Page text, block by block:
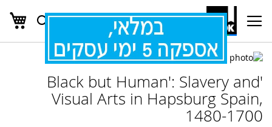
Skip
Content
חפש
'Black but Human': Slavery and
Visual Arts in Hapsburg Spain,
1480-1700
לדלג
של
גלריית
תמונות
להתחלה
של
גלריית
תמונות